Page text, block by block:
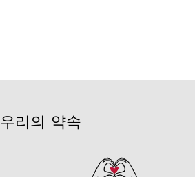
우리의 약속